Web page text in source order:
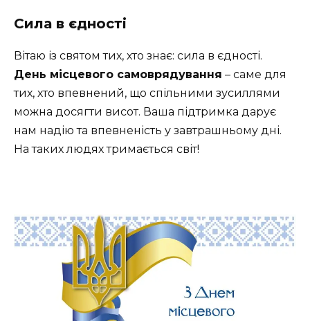
Сила в єдності
Вітаю із святом тих, хто знає: сила в єдності.
День місцевого самоврядування – саме для
тих, хто впевнений, що спільними зусиллями
можна досягти висот. Ваша підтримка дарує
нам надію та впевненість у завтрашньому дні.
На таких людях тримається світ!